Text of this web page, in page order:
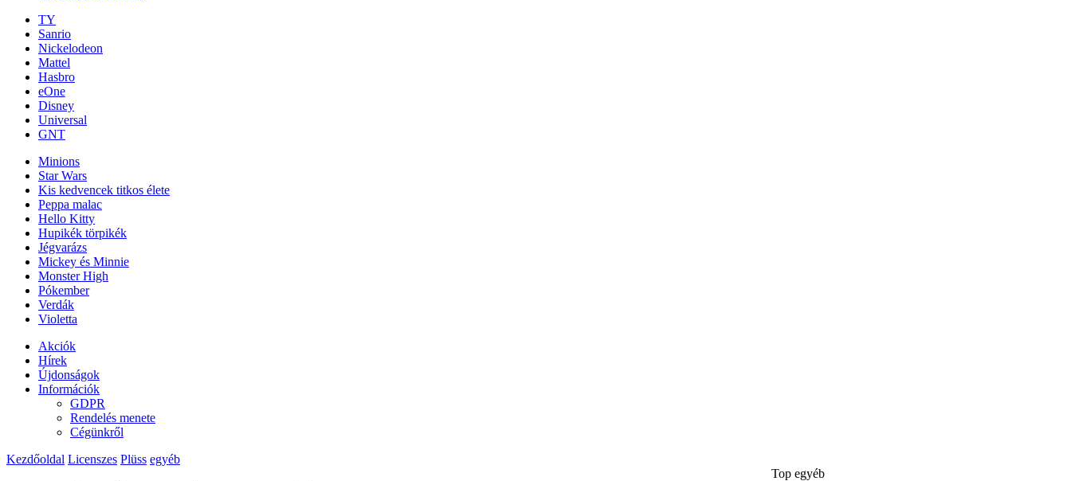
TY
Sanrio
Nickelodeon
Mattel
Hasbro
eOne
Disney
Universal
GNT
Minions
Star Wars
Kis kedvencek titkos élete
Peppa malac
Hello Kitty
Hupikék törpikék
Jégvarázs
Mickey és Minnie
Monster High
Pókember
Verdák
Violetta
Akciók
Hírek
Újdonságok
Információk
GDPR
Rendelés menete
Cégünkről
Kezdőoldal Licenszes Plüss egyéb
Top egyéb